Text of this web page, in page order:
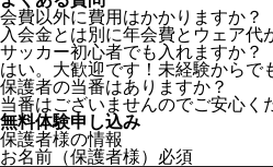
会費以外に費用はかかりますか？
入会金とは別に年会費とウェア代
サッカー初心者でも入れますか？
はい。大歓迎です！未経験からで
保護者の当番はありますか？
当番はございませんのでご安心く
無料体験申し込み
保護者様の情報
お名前（保護者様） 必須